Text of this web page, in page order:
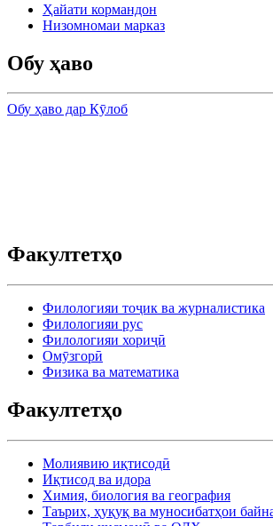
Ҳайати кормандон
Низомномаи марказ
Обу ҳаво
Обу ҳаво дар Кӯлоб
Факултетҳо
Филологияи тоҷик ва журналистика
Филологияи рус
Филологияи хориҷӣ
Омӯзгорӣ
Физика ва математика
Факултетҳо
Молиявию иқтисодӣ
Иқтисод ва идора
Химия, биология ва география
Таърих, ҳуқуқ ва муносибатҳои